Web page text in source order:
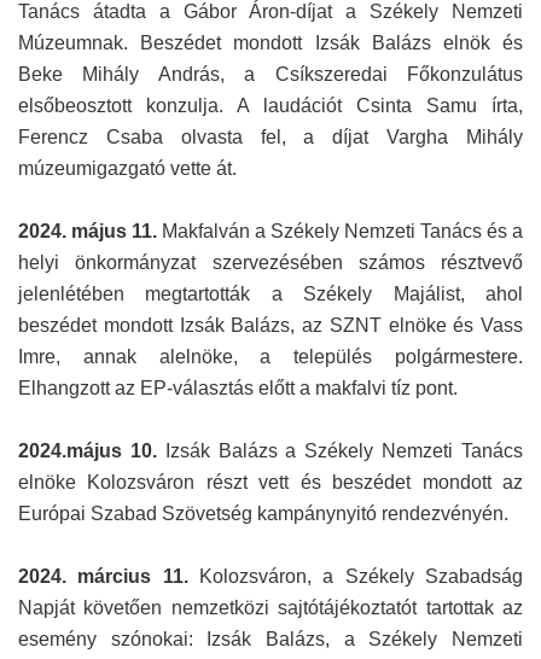
Tanács átadta a Gábor Áron-díjat a Székely Nemzeti
Múzeumnak. Beszédet mondott Izsák Balázs elnök és
Beke Mihály András, a Csíkszeredai Főkonzulátus
elsőbeosztott konzulja. A laudációt Csinta Samu írta,
Ferencz Csaba olvasta fel, a díjat Vargha Mihály
múzeumigazgató vette át.
2024. május 11. Makfalván a Székely Nemzeti Tanács és a
helyi önkormányzat szervezésében számos résztvevő
jelenlétében megtartották a Székely Majálist, ahol
beszédet mondott Izsák Balázs, az SZNT elnöke és Vass
Imre, annak alelnöke, a település polgármestere.
Elhangzott az EP-választás előtt a makfalvi tíz pont.
2024.május 10.Izsák Balázs a Székely Nemzeti Tanács
elnöke Kolozsváron részt vett és beszédet mondott az
Európai Szabad Szövetség kampánynyitó rendezvényén.
2024. március 11.
Kolozsváron, a Székely Szabadság
Napját követően nemzetközi sajtótájékoztatót tartottak az
esemény szónokai: Izsák Balázs, a Székely Nemzeti